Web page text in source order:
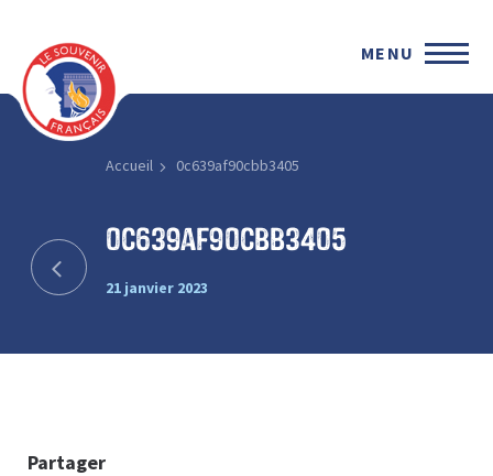
MENU
Accueil 0c639af90cbb3405
0c639af90cbb3405
21 janvier 2023
Partager